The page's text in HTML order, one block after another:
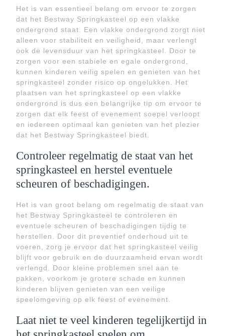
Het is van essentieel belang om ervoor te zorgen
dat het Bestway Springkasteel op een vlakke
ondergrond staat. Een vlakke ondergrond zorgt niet
alleen voor stabiliteit en veiligheid, maar verlengt
ook de levensduur van het springkasteel. Door te
zorgen voor een stabiele en egale ondergrond,
kunnen kinderen veilig spelen en genieten van het
springkasteel zonder risico op ongelukken. Het
plaatsen van het springkasteel op een vlakke
ondergrond is dus een belangrijke tip om ervoor te
zorgen dat elk feest of evenement soepel verloopt
en iedereen optimaal kan genieten van het plezier
dat het Bestway Springkasteel biedt.
Controleer regelmatig de staat van het
springkasteel en herstel eventuele
scheuren of beschadigingen.
Het is van groot belang om regelmatig de staat van
het Bestway Springkasteel te controleren en
eventuele scheuren of beschadigingen tijdig te
herstellen. Door dit preventief onderhoud uit te
voeren, zorg je ervoor dat het springkasteel veilig
blijft voor gebruik en de duurzaamheid ervan wordt
verlengd. Door kleine problemen snel aan te
pakken, voorkom je grotere schade en kunnen
kinderen blijven genieten van een veilige
speelomgeving op elk feest of evenement.
Laat niet te veel kinderen tegelijkertijd in